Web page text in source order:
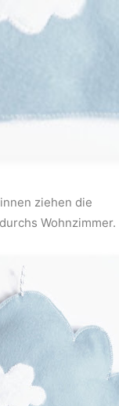
ziehen die